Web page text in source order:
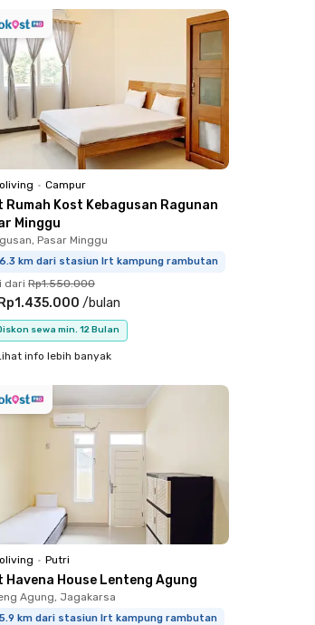
• Campur
Rumah Kost Kebagusan Ragunan
Minggu
Pasar Minggu
6.3 km dari stasiun lrt kampung rambutan
dari Rp1.550.000
Rp1.435.000 /bulan
sewa min. 12 Bulan
info lebih banyak
• Putri
Havena House Lenteng Agung
Agung, Jagakarsa
5.9 km dari stasiun lrt kampung rambutan